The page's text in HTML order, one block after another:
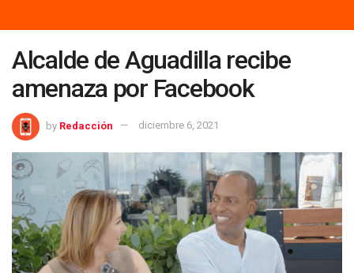
Alcalde de Aguadilla recibe
amenaza por Facebook
by Redacción diciembre 6, 2021